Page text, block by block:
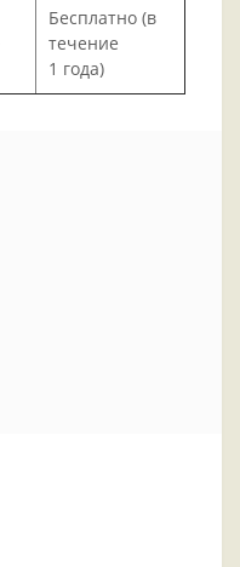
Бесплатно (в
течение
1 года)